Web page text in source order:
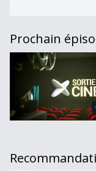
Prochain
Sorties Ciné - En